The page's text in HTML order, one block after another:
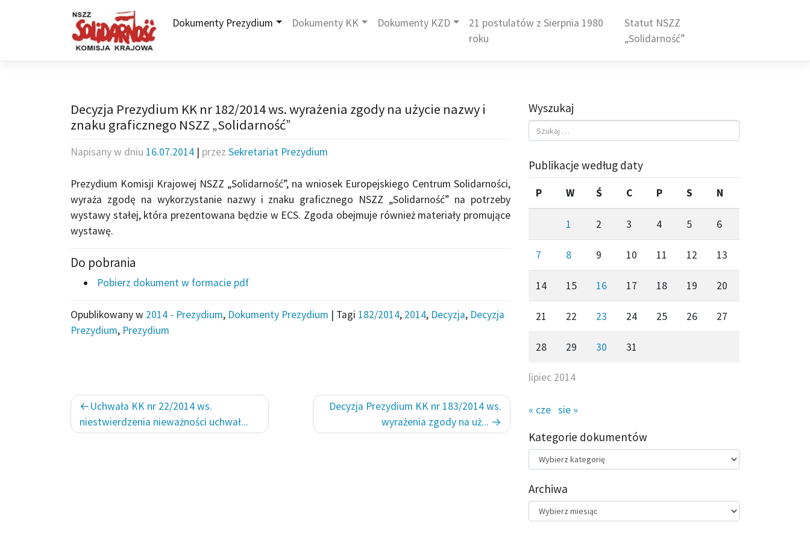
Dokumenty Prezydium Dokumenty KK Dokumenty KZD
21 postulatów z Sierpnia 1980
roku
Statut NSZZ
„Solidarność”
Decyzja Prezydium KK nr 182/2014 ws. wyrażenia zgody na użycie nazwy i
znaku graficznego NSZZ „Solidarność”
Napisany w dniu 16.07.2014 | przez Sekretariat Prezydium
Prezydium Komisji Krajowej NSZZ „Solidarność”, na wniosek Europejskiego Centrum Solidarności,
wyraża zgodę na wykorzystanie nazwy i znaku graficznego NSZZ „Solidarność” na potrzeby
wystawy stałej, która prezentowana będzie w ECS. Zgoda obejmuje również materiały promujące
wystawę.
Do pobrania
Pobierz dokument w formacie pdf
Opublikowany w 2014 - Prezydium, Dokumenty Prezydium | Tagi 182/2014, 2014, Decyzja, Decyzja
Prezydium, Prezydium
Nawigacja
wpisu
Uchwała KK nr 22/2014 ws.
niestwierdzenia nieważności uchwał...
Decyzja Prezydium KK nr 183/2014 ws.
wyrażenia zgody na uż...
Wyszukaj
Publikacje według daty
lipiec 2014
P W Ś C P S N
1 2 3 4 5 6
7 8 9 10 11 12 13
14 15 16 17 18 19 20
21 22 23 24 25 26 27
28 29 30 31
« cze sie »
Kategorie dokumentów
Kategorie
dokumentów
Archiwa
Archiwa